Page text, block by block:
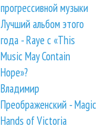
прогрессивной музыки
Лучший альбом этого
года - Raye с «This
Music May Contain
Hope»?
Владимир
Преображенский - Magic
Hands of Victoria